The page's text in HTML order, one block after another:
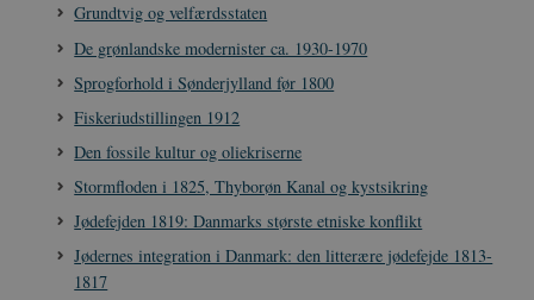
Grundtvig og velfærdsstaten
De grønlandske modernister ca. 1930-1970
Sprogforhold i Sønderjylland før 1800
Fiskeriudstillingen 1912
Den fossile kultur og oliekriserne
Stormfloden i 1825, Thyborøn Kanal og kystsikring
Jødefejden 1819: Danmarks største etniske konflikt
Jødernes integration i Danmark: den litterære jødefejde 1813-
1817